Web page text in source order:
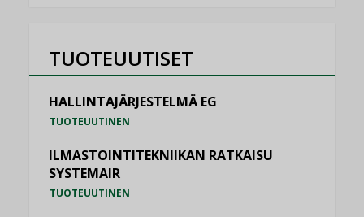
TUOTEUUTISET
HALLINTAJÄRJESTELMÄ EG
TUOTEUUTINEN
ILMASTOINTITEKNIIKAN RATKAISU
SYSTEMAIR
TUOTEUUTINEN